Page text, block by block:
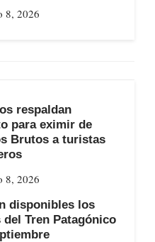
8, 2026
respaldan
para eximir de
Brutos a turistas
8, 2026
disponibles los
del Tren Patagónico